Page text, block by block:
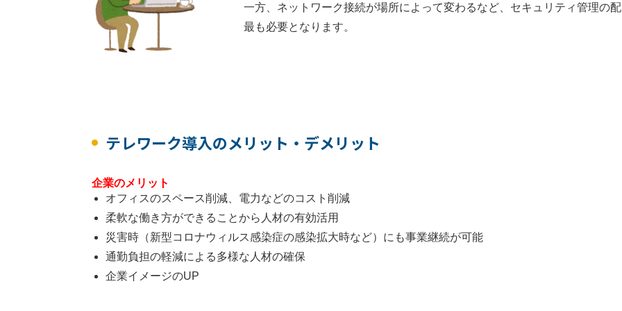
事務所だより
082-293-8102
一方、ネットワーク接続が場所によって変わるなど、セキュリティ管理の
最も必要となります。
テレワーク導入のメリット・デメリット
企業のメリット
オフィスのスペース削減、電力などのコスト削減
柔軟な働き方ができることから人材の有効活用
災害時（新型コロナウィルス感染症の感染拡大時など）にも事業継続が可能
通勤負担の軽減による多様な人材の確保
企業イメージのUP